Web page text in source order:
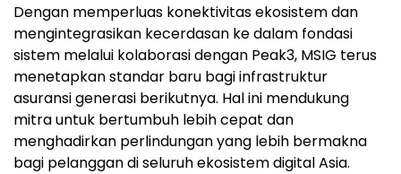
Dengan memperluas konektivitas ekosistem dan
mengintegrasikan kecerdasan ke dalam fondasi
sistem melalui kolaborasi dengan Peak3, MSIG terus
menetapkan standar baru bagi infrastruktur
asuransi generasi berikutnya. Hal ini mendukung
mitra untuk bertumbuh lebih cepat dan
menghadirkan perlindungan yang lebih bermakna
bagi pelanggan di seluruh ekosistem digital Asia.